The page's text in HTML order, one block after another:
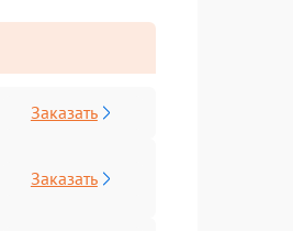
Заказать
Заказать